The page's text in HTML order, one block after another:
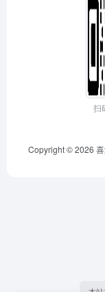
扫
Copyright © 2026